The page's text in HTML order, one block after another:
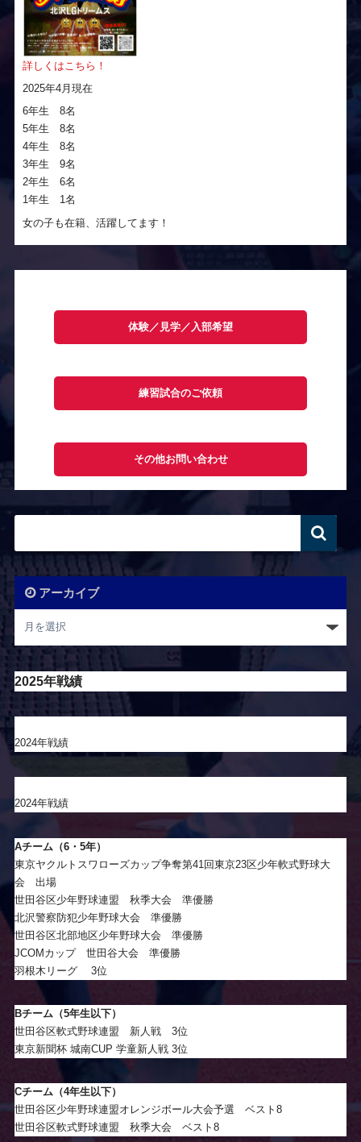
詳しくはこちら！
2025年4月現在
6年生 8名
5年生 8名
4年生 8名
3年生 9名
2年生 6名
1年生 1名
女の子も在籍、活躍してます！
体験／見学／入部希望
練習試合のご依頼
その他お問い合わせ
アーカイブ
2025年戦績
2024年戦績
2024年戦績
Aチーム（6・5年）
東京ヤクルトスワローズカップ争奪第41回東京23区少年軟式野球大
会 出場
世田谷区少年野球連盟 秋季大会 準優勝
北沢警察防犯少年野球大会 準優勝
世田谷区北部地区少年野球大会 準優勝
JCOMカップ 世田谷大会 準優勝
羽根木リーグ 3位
Bチーム（5年生以下）
世田谷区軟式野球連盟 新人戦 3位
東京新聞杯 城南CUP 学童新人戦 3位
Cチーム（4年生以下）
世田谷区少年野球連盟オレンジボール大会予選 ベスト8
世田谷区軟式野球連盟 秋季大会 ベスト8